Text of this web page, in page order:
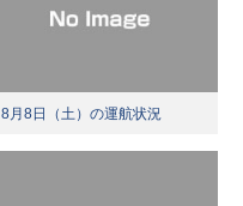
8月8日（土）の運航状況